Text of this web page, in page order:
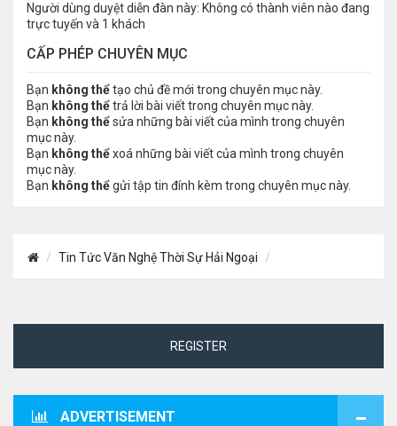
Người dùng duyệt diễn đàn này: Không có thành viên nào đang
trực tuyến và 1 khách
CẤP PHÉP CHUYÊN MỤC
Bạn không thểtạo chủ đề mới trong chuyên mục này.
Bạn không thểtrả lời bài viết trong chuyên mục này.
Bạn không thểsửa những bài viết của mình trong chuyên
mục này.
Bạn không thểxoá những bài viết của mình trong chuyên
mục này.
Bạn không thểgửi tập tin đính kèm trong chuyên mục này.
Tin Tức Văn Nghệ Thời Sự Hải Ngoại
REGISTER
ADVERTISEMENT